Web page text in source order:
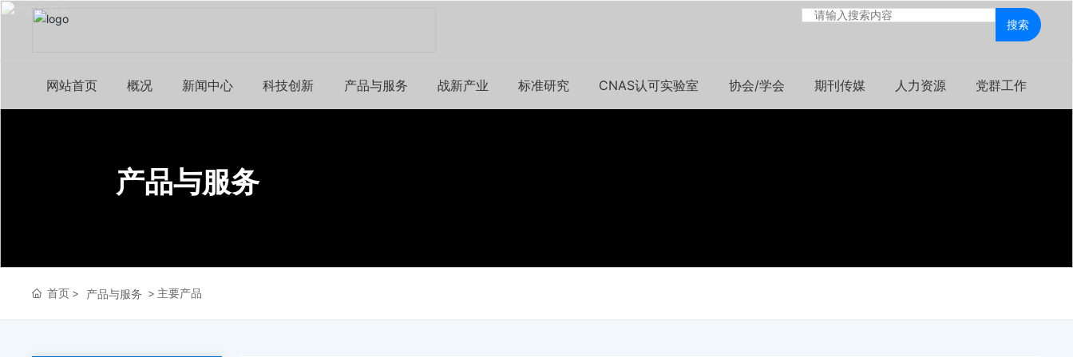
搜索
网站首页 概况 新闻中心 科技创新 产品与服务 战新产业 标准研究 CNAS认可实验室 协会/学会 期刊传媒 人力资源 党群工作
产品与服务
首页 产品与服务 主要产品